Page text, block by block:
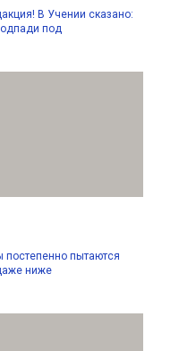
В Учении сказано:
под
постепенно пытаются
ниже